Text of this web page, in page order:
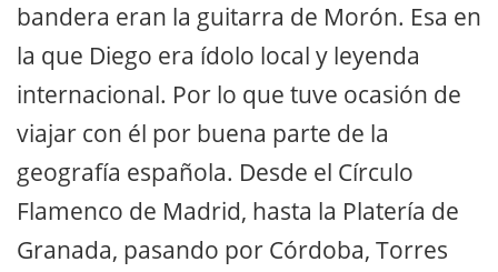
bandera eran la guitarra de Morón. Esa en
la que Diego era ídolo local y leyenda
internacional. Por lo que tuve ocasión de
viajar con él por buena parte de la
geografía española. Desde el Círculo
Flamenco de Madrid, hasta la Platería de
Granada, pasando por Córdoba, Torres